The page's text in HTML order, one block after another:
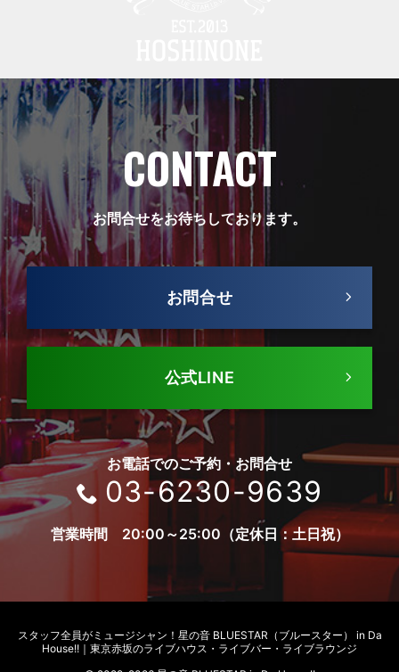
CONTACT
お問合せをお待ちしております。
お問合せ
公式LINE
お電話でのご予約・お問合せ
03-6230-9639
営業時間 20:00～25:00（定休日：土日祝）
スタッフ全員がミュージシャン！ 星の音 BLUESTAR（ブルースター） in Da
House!!｜東京赤坂のライブハウス・ライブバー・ライブラウンジ